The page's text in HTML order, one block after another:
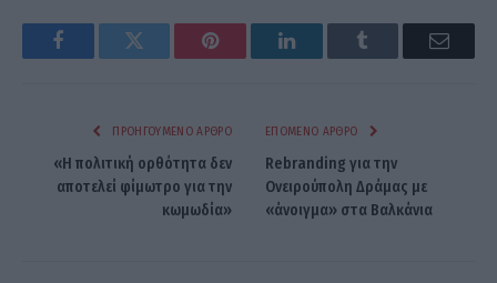
FacebookTwitter Pinterest LinkedInTumblr Email
ΠΡΟΗΓΟΎΜΕΝΟ ΆΡΘΡΟ
«Η πολιτική ορθότητα δεν
αποτελεί φίμωτρο για την
κωμωδία»
ΕΠΌΜΕΝΟ ΆΡΘΡΟ
Rebranding για την
Ονειρούπολη Δράμας με
«άνοιγμα» στα Βαλκάνια